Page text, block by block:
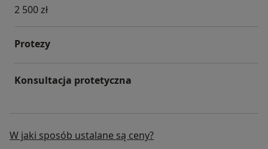
2 500 zł
Protezy
Konsultacja protetyczna
W jaki sposób ustalane są ceny?